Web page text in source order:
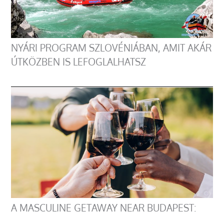
NYÁRI PROGRAM SZLOVÉNIÁBAN, AMIT AKÁR
ÚTKÖZBEN IS LEFOGLALHATSZ
A MASCULINE GETAWAY NEAR BUDAPEST: